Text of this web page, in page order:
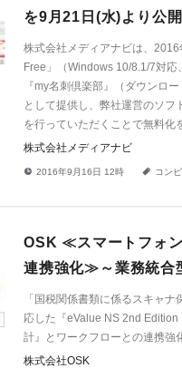
を9月21日(水)より公開
株式会社メディアナビは、
Free」（Windows 10/8.1/7対
『my名刺倶楽部』（ダウンロ
として提供し、弊社運営のソ
を行っていただくことで無料化
株式会社メディアナビ
! 2016年9月16日 12時 a コン
OSK ≪スマートフォ
連携強化≫～業務統合
「国税関係書類に係るスキャ
応した『eValue NS 2nd
計』とワークフローとの連携強
株式会社OSK